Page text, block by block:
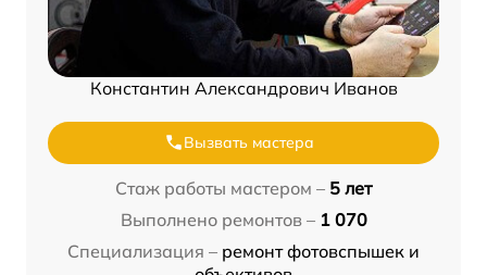
Константин Александрович Иванов
Вызвать мастера
Стаж работы мастером – 5 лет
Выполнено ремонтов – 1 070
Специализация – ремонт фотовспышек и